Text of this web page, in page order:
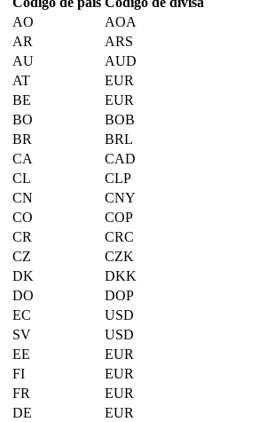
AO
AOA
AR
ARS
AU
AUD
AT
EUR
BE
EUR
BO
BOB
BR
BRL
CA
CAD
CL
CLP
CN
CNY
CO
COP
CR
CRC
CZ
CZK
DK
DKK
DO
DOP
EC
USD
SV
USD
EE
EUR
FI
EUR
FR
EUR
DE EUR